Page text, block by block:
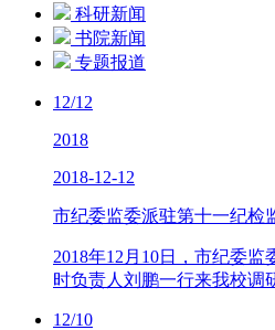
科研新闻
书院新闻
专题报道
12/12
2018
2018-12-12
市纪委监委派驻第十一纪检
2018年12月10日，市纪委
时负责人刘鹏一行来我校调
12/10